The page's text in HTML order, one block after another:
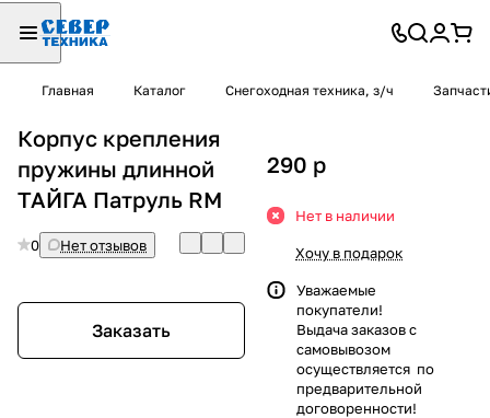
Главная Каталог Снегоходная техника, з/ч
Корпус крепления
пружины длинной
ТАЙГА Патруль RM
0 Нет отзывов
Заказать
290 p
Нет в наличии
Хочу в подарок
Уважаемые
покупатели!
Выдача заказов с
самовывозом
осуществляется по
предварительной
договоренности!